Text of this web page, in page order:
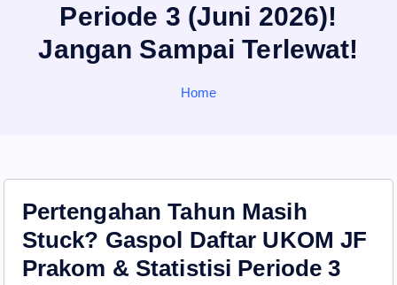
Periode 3 (Juni 2026)!
Jangan Sampai Terlewat!
Home
Pertengahan Tahun Masih
Stuck? Gaspol Daftar UKOM JF
Prakom & Statistisi Periode 3